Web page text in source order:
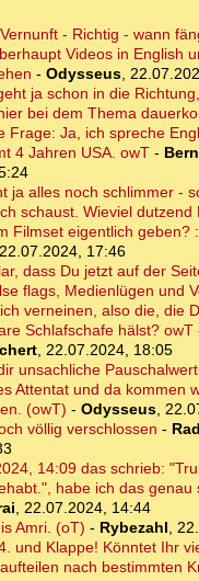
- Richtig - wann
Videos in English
- Odysseus,
ja schon in die
bei dem Thema
Frage: Ja, ich spreche
4 Jahren USA. owT -
ja alles noch schlimmer -
schaust. Wieviel dutzend
Filmset eigentlich geben?
22.07.2024, 17:46
dass Du jetzt auf der
flags, Medienlügen und
verneinen, also die, die
Schlafschafe hälst? owT
, 22.07.2024, 18:05
unsachliche
Attentat und da kommen
(owT) - Odysseus,
völlig verschlossen -
14:09 das schrieb:
habe ich das genau
, 22.07.2024, 14:44
Amri. (oT) - Rybezahl,
und Klappe! Könntet Ihr
nach bestimmten